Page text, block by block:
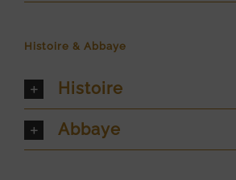
Histoire & Abbaye
Histoire
Abbaye